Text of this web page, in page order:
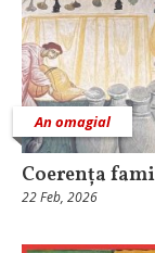
An omagial
Coerența
22 Feb, 2026